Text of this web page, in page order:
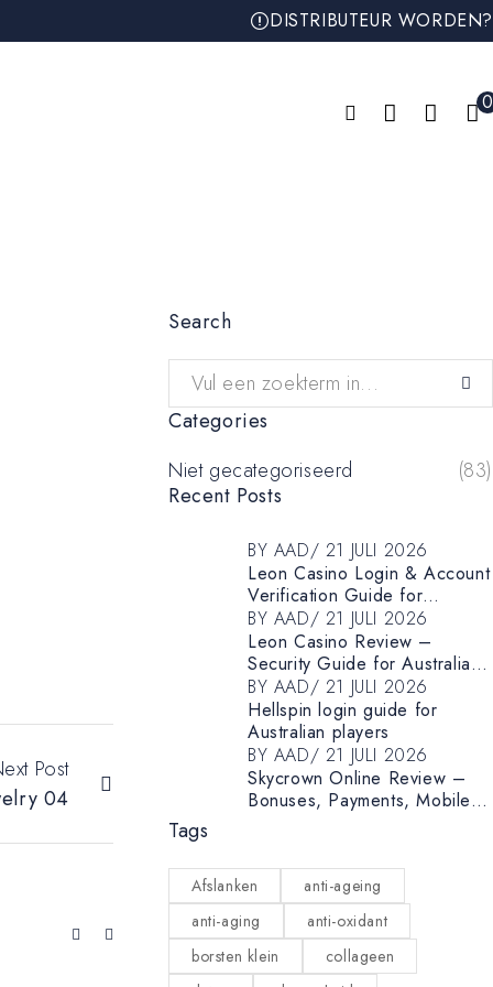
DISTRIBUTEUR WORDEN?
0
Post
04
Search
Categories
Niet gecategoriseerd
(83)
Recent Posts
BY AAD
21 JULI 2026
Leon Casino Login & Account
Verification Guide for
Australian Players
BY AAD
21 JULI 2026
Leon Casino Review –
Security Guide for Australian
Players
BY AAD
21 JULI 2026
Hellspin login guide for
Australian players
BY AAD
21 JULI 2026
Skycrown Online Review –
Bonuses, Payments, Mobile
Tags
Afslanken
anti-ageing
anti-aging
anti-oxidant
borsten klein
collageen